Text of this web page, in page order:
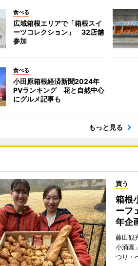
食べる
広域箱根エリアで「箱根スイ
ーツコレクション」 32店舗
参加
食べる
小田原箱根経済新聞2024年
PVランキング 花と自然中心
にグルメ記事も
もっと見る
買う
箱根
ーフ
年企
藤田観
小涌園
つり・